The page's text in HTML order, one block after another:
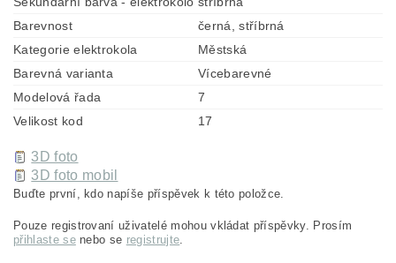
Barevnost
černá, stříbrná
Kategorie elektrokola
Městská
Barevná varianta
Vícebarevné
Modelová řada
7
Velikost kod
17
3D foto
3D foto mobil
Buďte první, kdo napíše příspěvek k této položce.
Pouze registrovaní uživatelé mohou vkládat příspěvky. Prosím
přihlaste senebo se registrujte